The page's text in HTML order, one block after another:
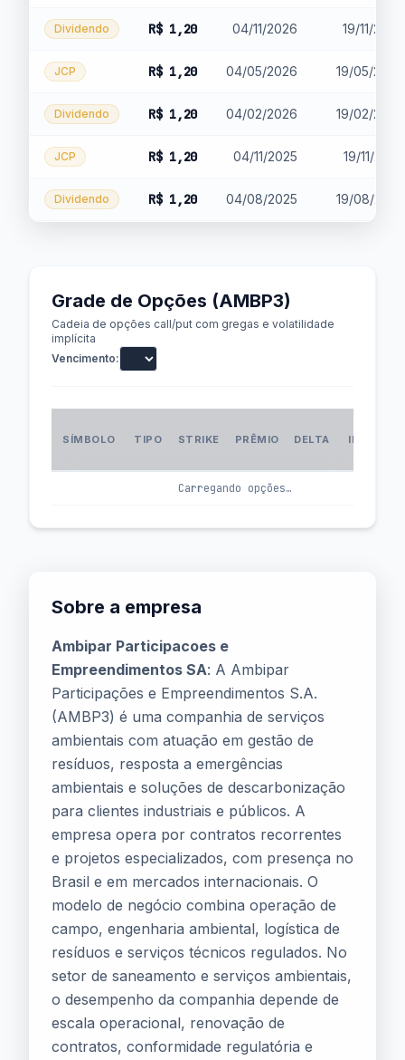
Dividendo R$ 1,20 04/11/2026 19/11/2026
JCP R$ 1,20 04/05/2026 19/05/2026
Dividendo R$ 1,20 04/02/2026 19/02/2026
JCP R$ 1,20 04/11/2025 19/11/2025
Dividendo R$ 1,20 04/08/2025 19/08/2025
Grade de Opções (AMBP3)
Cadeia de opções call/put com gregas e volatilidade
implícita
Vencimento:
SÍMBOLO TIPO STRIKE PRÊMIO DELTA
Carregando opções…
Sobre a empresa
Ambipar Participacoes e
Empreendimentos SA: A Ambipar
Participações e Empreendimentos S.A.
(AMBP3) é uma companhia de serviços
ambientais com atuação em gestão de
resíduos, resposta a emergências
ambientais e soluções de descarbonização
para clientes industriais e públicos. A
empresa opera por contratos recorrentes
e projetos especializados, com presença no
Brasil e em mercados internacionais. O
modelo de negócio combina operação de
campo, engenharia ambiental, logística de
resíduos e serviços técnicos regulados. No
setor de saneamento e serviços ambientais,
o desempenho da companhia depende de
escala operacional, renovação de
contratos, conformidade regulatória e